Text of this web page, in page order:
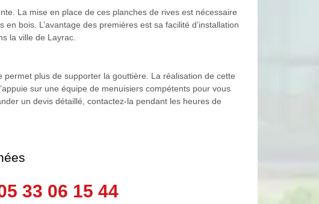
La mise en place de ces planches de rives est nécessaire
bois. L’avantage des premières est sa facilité d’installation
la ville de Layrac.
plus de supporter la gouttière. La réalisation de cette
sur une équipe de menuisiers compétents pour vous
un devis détaillé, contactez-la pendant les heures de
33 06 15 44